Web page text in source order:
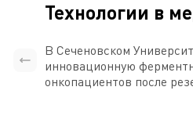
Технологии в
В Сеченовском
инновационную
онкопациентов после